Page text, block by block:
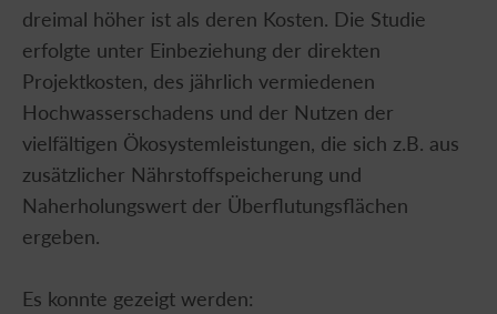
dreimal höher ist als deren Kosten. Die Studie
erfolgte unter Einbeziehung der direkten
Projektkosten, des jährlich vermiedenen
Hochwasserschadens und der Nutzen der
vielfältigen Ökosystemleistungen, die sich z.B. aus
zusätzlicher Nährstoffspeicherung und
Naherholungswert der Überflutungsflächen
ergeben.
Es konnte gezeigt werden: